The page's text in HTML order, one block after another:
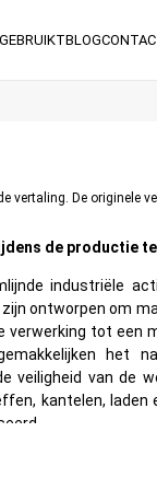
GEBRUIKTBLOG
vertaling. De originele
de productie
industriële
ontworpen om
verwerking tot een
het
veiligheid van de
kantelen, laden